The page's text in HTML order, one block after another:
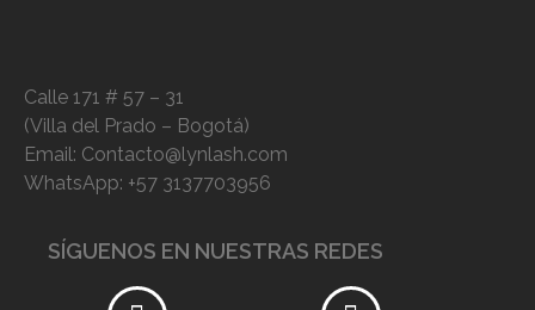
Calle 171 # 57 – 31
(Villa del Prado – Bogotá)
Email: Contacto@lynlash.com
WhatsApp: +57 3137703956
SÍGUENOS EN NUESTRAS REDES